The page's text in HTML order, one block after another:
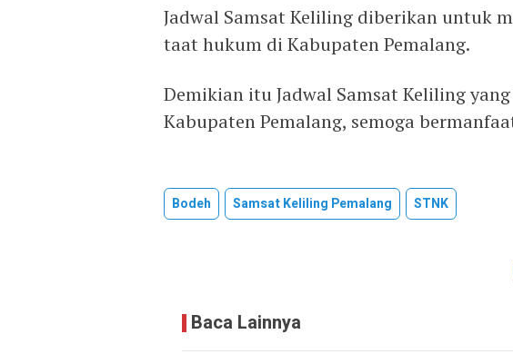
Jadwal Samsat Keliling diberikan untuk
taat hukum di Kabupaten Pemalang.
Demikian itu Jadwal Samsat Keliling
Kabupaten Pemalang, semoga
Bodeh Samsat Keliling Pemalang STNK
Baca Lainnya